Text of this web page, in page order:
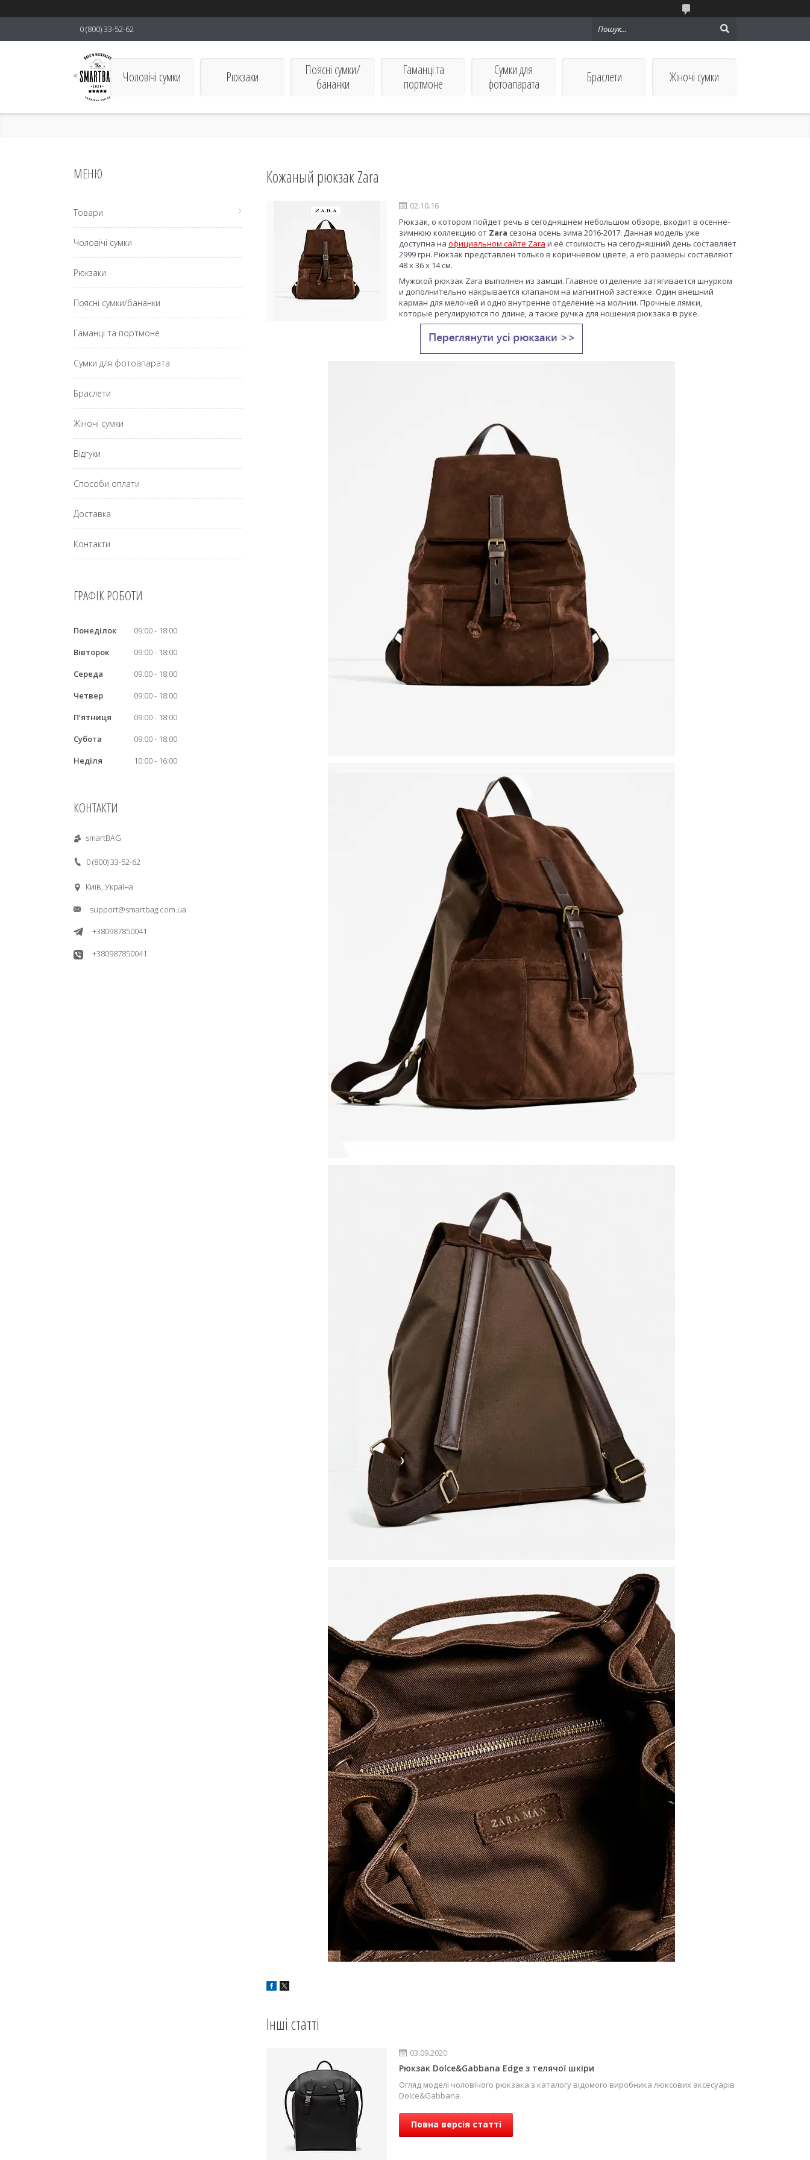
0 (800) 33-52-62
smartBAG
Чоловічі сумки Рюкзаки
Поясні сумки/
бананки
Гаманці та
портмоне
Сумки для
фотоапарата
Браслети Жіночі сумки
Кожаный рюкзак Zara
02.10.16
Рюкзак, о котором пойдет речь в сегодняшнем небольшом обзоре, входит в осенне-
зимнюю коллекцию от Zara сезона осень зима 2016-2017. Данная модель уже
доступна на официальном сайте Zara и её стоимость на сегодняшний день составляет
2999 грн. Рюкзак представлен только в коричневом цвете, а его размеры составляют
48 х 36 х 14 см.
Мужской рюкзак Zara выполнен из замши. Главное отделение затягивается шнурком
и дополнительно накрывается клапаном на магнитной застежке. Один внешний
карман для мелочей и одно внутренне отделение на молнии. Прочные лямки,
которые регулируются по длине, а также ручка для ношения рюкзака в руке.
Інші статті
03.09.2020
Рюкзак Dolce&Gabbana Edge з телячої шкіри
Огляд моделі чоловічого рюкзака з каталогу відомого виробника люксових аксесуарів
Dolce&Gabbana.
Повна версія статті
Товари
Чоловічі сумки
Рюкзаки
Поясні сумки/бананки
Гаманці та портмоне
Сумки для фотоапарата
Браслети
Жіночі сумки
Відгуки
Способи оплати
Доставка
Контакти
ГРАФІК РОБОТИ
Понеділок 09:00
18:00
Вівторок
09:00
18:00
Середа
09:00
18:00
Четвер
09:00
18:00
Пʼятниця
09:00
18:00
Субота
09:00
18:00
Неділя
10:00 16:00
КОНТАКТИ
smartBAG
0 (800) 33-52-62
Київ, Україна
support@smartbag.com.ua
+380987850041
+380987850041